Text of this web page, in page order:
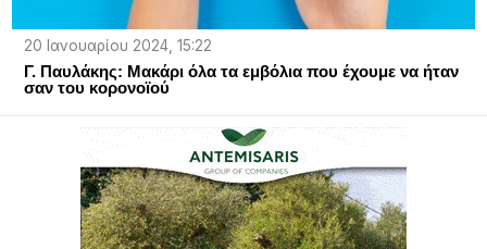
20 Ιανουαρίου 2024, 15:22
Γ. Παυλάκης: Μακάρι όλα τα εμβόλια που έχουμε να ήταν
σαν του κορονοϊού